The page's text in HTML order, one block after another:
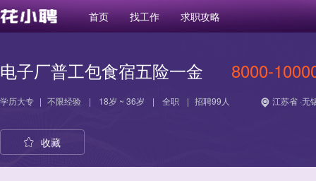
首页 找工作 求职攻略
电子厂普工包食宿五险一金 8000-
学历大专 | 不限经验 | 18岁 ~ 36岁 | 全职 | 招聘99人 江苏省 ·无
收藏